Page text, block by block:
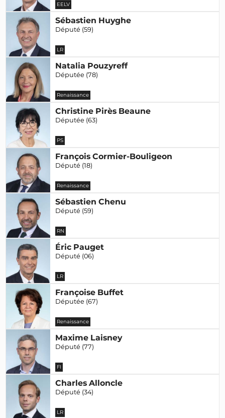
EELV
Sébastien Huyghe
Député (59)
LR
Natalia Pouzyreff
Députée (78)
Renaissance
Christine Pirès Beaune
Députée (63)
PS
François Cormier-Bouligeon
Député (18)
Renaissance
Sébastien Chenu
Député (59)
RN
Éric Pauget
Député (06)
LR
Françoise Buffet
Députée (67)
Renaissance
Maxime Laisney
Député (77)
FI
Charles Alloncle
Député (34)
LR